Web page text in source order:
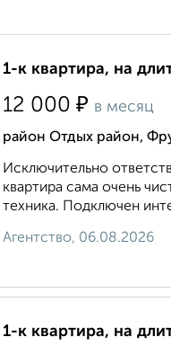
1-к квартира, на
12 000 ₽ в месяц
район Отдых район,
Исключительно
квартира сама очень
техника. Подключен
Агентство, 06.08.2026
1-к квартира, на